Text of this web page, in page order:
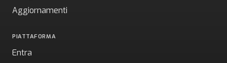
Aggiornamenti
PIATTAFORMA
Entra